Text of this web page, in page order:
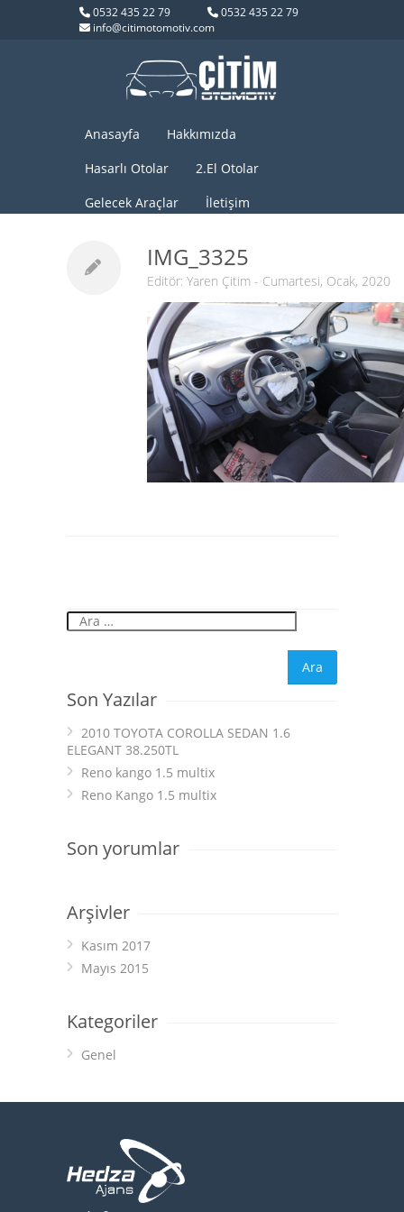
0532 435 22 79
0532 435 22 79
info@citimotomotiv.com
Anasayfa
Hakkımızda
Hasarlı Otolar
2.El Otolar
Gelecek Araçlar
İletişim
IMG_3325
Editör: Yaren Çitim - Cumartesi, Ocak, 2020
Son Yazılar
2010 TOYOTA COROLLA SEDAN 1.6
ELEGANT 38.250TL
Reno kango 1.5 multix
Reno Kango 1.5 multix
Son yorumlar
Arşivler
Kasım 2017
Mayıs 2015
Kategoriler
Genel